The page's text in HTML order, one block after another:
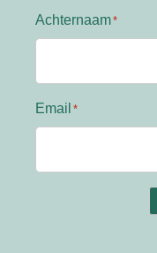
Achternaam
Email